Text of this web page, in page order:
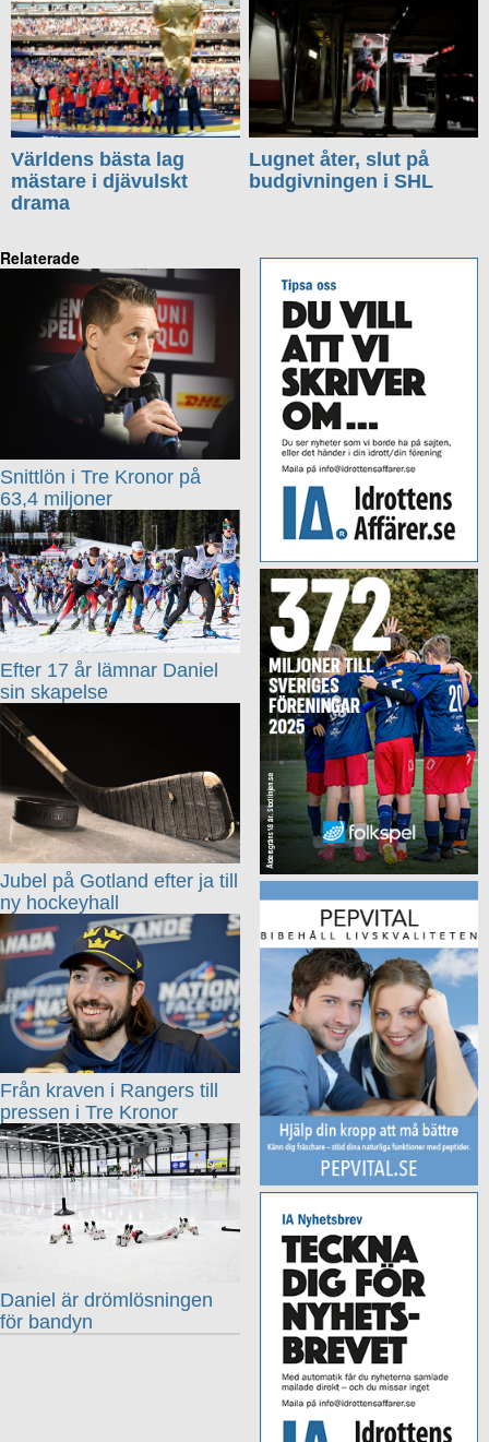
Världens bästa lag
mästare i djävulskt
drama
Lugnet åter, slut på
budgivningen i SHL
Relaterade
Snittlön i Tre Kronor på
63,4 miljoner
Efter 17 år lämnar Daniel
sin skapelse
Jubel på Gotland efter ja till
ny hockeyhall
Från kraven i Rangers till
pressen i Tre Kronor
Daniel är drömlösningen
för bandyn